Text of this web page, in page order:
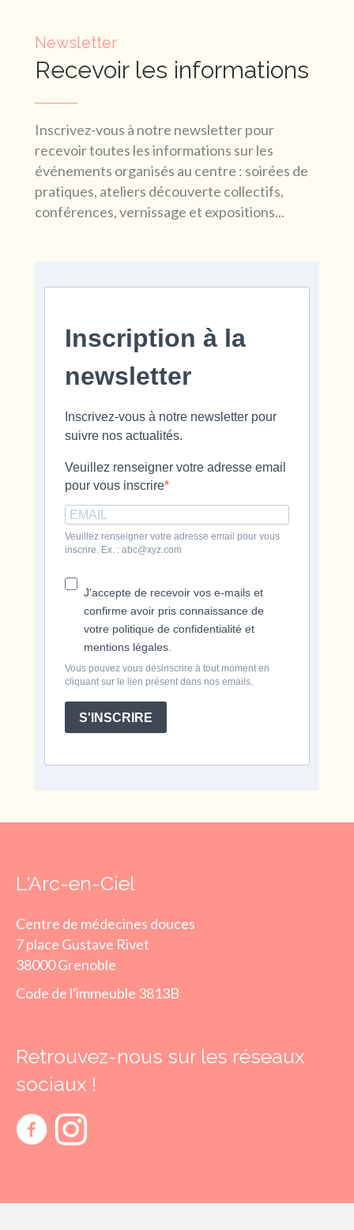
Newsletter
Recevoir les informations
Inscrivez-vous à notre newsletter pour
recevoir toutes les informations sur les
événements organisés au centre : soirées de
pratiques, ateliers découverte collectifs,
conférences, vernissage et expositions...
Inscription à la
newsletter
Inscrivez-vous à notre newsletter pour
suivre nos actualités.
Veuillez renseigner votre adresse email
pour vous inscrire
Veuillez renseigner votre adresse email pour vous
inscrire. Ex. : abc@xyz.com
J'accepte de recevoir vos e-mails et
confirme avoir pris connaissance de
votre politique de confidentialité et
mentions légales.
Vous pouvez vous désinscrire à tout moment en
cliquant sur le lien présent dans nos emails.
S'INSCRIRE
L'Arc-en-Ciel
Centre de médecines douces
7 place Gustave Rivet
38000 Grenoble
Code de l'immeuble 3813B
Retrouvez-nous sur les réseaux
sociaux !